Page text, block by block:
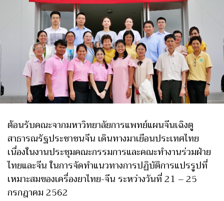
ต้อนรับคณะจากมหาวิทยาลัยการแพทย์แผนจีนเฉิงตู
สาธารณรัฐประชาชนจีน เดินทางมาเยือนประเทศไทย
เนื่องในงานประชุมคณะกรรมการและคณะทำงานร่วมฝ่าย
ไทยและจีน ในการจัดทำแนวทางการปฏิบัติการแปรรูปที่
เหมาะสมของเครื่องยาไทย-จีน ระหว่างวันที่ 21 – 25
กรกฎาคม 2562